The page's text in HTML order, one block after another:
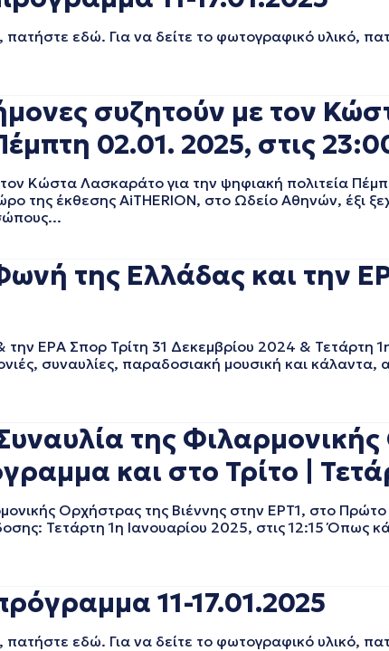
πατήστε εδώ. Για να δείτε το φωτογραφικό υλικό,
συζητούν με τον
02.01. 2025, στις
τον Κώστα Λασκαράτο για την ψηφιακή πολιτεία
της έκθεσης AiTHERION, στο Ωδείο Αθηνών, έξι
της Ελλάδας και την
ΕΡΑ Σπορ Τρίτη 31 Δεκεμβρίου 2024 & Τετάρτη
συναυλίες, παραδοσιακή μουσική και κάλαντα,
της
και στο Τρίτο |
Ορχήστρας της Βιέννης στην ΕΡΤ1, στο
Τετάρτη 1η Ιανουαρίου 2025, στις 12:15 Όπως
11-17.01.2025
πατήστε εδώ. Για να δείτε το φωτογραφικό υλικό,